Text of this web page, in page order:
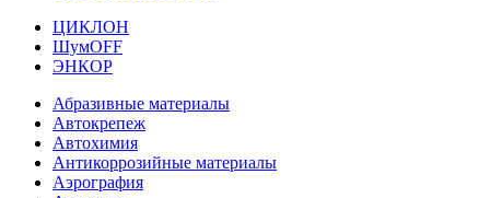
ЦИКЛОН
ШумOFF
ЭНКОР
Абразивные материалы
Автокрепеж
Автохимия
Антикоррозийные материалы
Аэрография